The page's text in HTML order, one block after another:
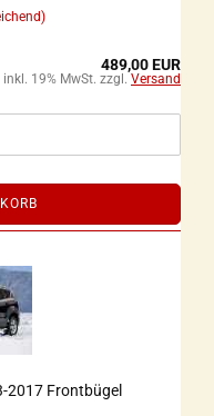
489,00 EUR
inkl. 19% MwSt. zzgl. Versand
2017 Frontbügel